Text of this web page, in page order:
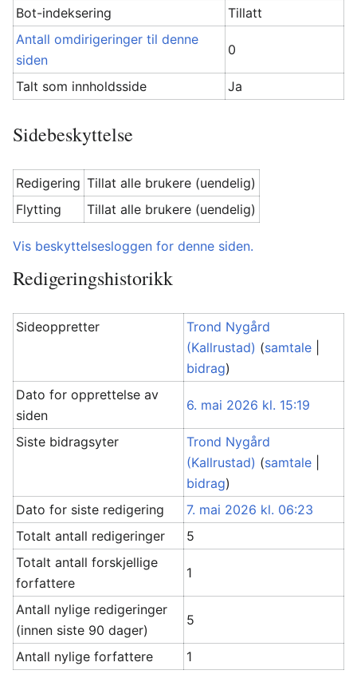
Bot-indeksering
Tillatt
Antall omdirigeringer til denne
siden
0
Talt som innholdsside Ja
Sidebeskyttelse
Redigering Tillat alle brukere (uendelig)
Flytting
Tillat alle brukere (uendelig)
Vis beskyttelsesloggen for denne siden.
Redigeringshistorikk
Sideoppretter
Trond Nygård
(Kallrustad) (samtale
bidrag)
Dato for opprettelse av
siden
6. mai 2026 kl. 15:19
Siste bidragsyter
Trond Nygård
(Kallrustad) (samtale
bidrag)
Dato for siste redigering
7. mai 2026 kl. 06:23
Totalt antall redigeringer
5
Totalt antall forskjellige
forfattere
1
Antall nylige redigeringer
(innen siste 90 dager)
5
Antall nylige forfattere 1